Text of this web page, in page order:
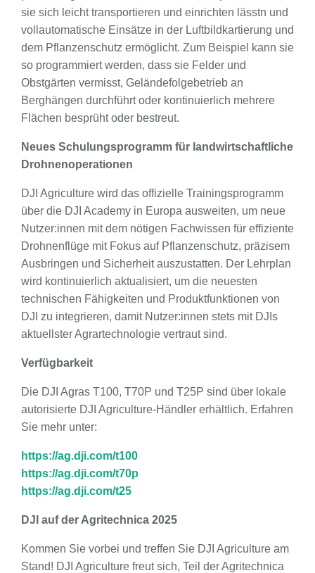
sie sich leicht transportieren und einrichten lässtn und
vollautomatische Einsätze in der Luftbildkartierung und
dem Pflanzenschutz ermöglicht. Zum Beispiel kann sie
so programmiert werden, dass sie Felder und
Obstgärten vermisst, Geländefolgebetrieb an
Berghängen durchführt oder kontinuierlich mehrere
Flächen besprüht oder bestreut.
Neues Schulungsprogramm für landwirtschaftliche
Drohnenoperationen
DJI Agriculture wird das offizielle Trainingsprogramm
über die DJI Academy in Europa ausweiten, um neue
Nutzer:innen mit dem nötigen Fachwissen für effiziente
Drohnenflüge mit Fokus auf Pflanzenschutz, präzisem
Ausbringen und Sicherheit auszustatten. Der Lehrplan
wird kontinuierlich aktualisiert, um die neuesten
technischen Fähigkeiten und Produktfunktionen von
DJI zu integrieren, damit Nutzer:innen stets mit DJIs
aktuellster Agrartechnologie vertraut sind.
Verfügbarkeit
Die DJI Agras T100, T70P und T25P sind über lokale
autorisierte DJI Agriculture-Händler erhältlich. Erfahren
Sie mehr unter:
https://ag.dji.com/t100
https://ag.dji.com/t70p
https://ag.dji.com/t25
DJI auf der Agritechnica 2025
Kommen Sie vorbei und treffen Sie DJI Agriculture am
Stand! DJI Agriculture freut sich, Teil der Agritechnica